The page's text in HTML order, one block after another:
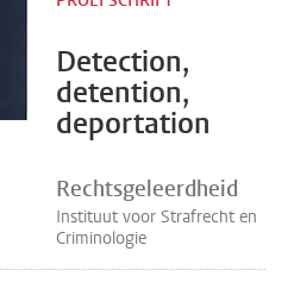
Detection,
detention,
deportation
Rechtsgeleerdheid
Instituut voor Strafrecht en
Criminologie